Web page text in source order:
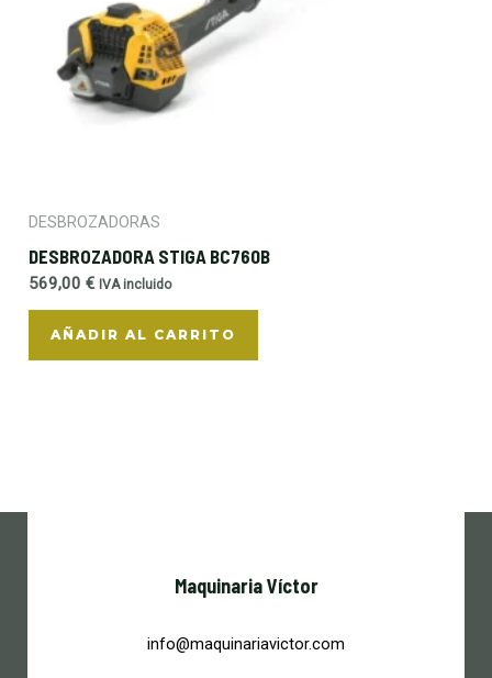
DESBROZADORAS
DESBROZADORA STIGA BC760B
569,00€ IVA incluido
AÑADIR AL CARRITO
Maquinaria Víctor
info@maquinariavictor.com